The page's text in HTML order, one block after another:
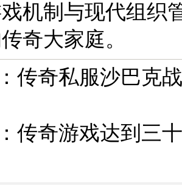
机制与现代组织
奇大家庭。
传奇私服沙巴克
传奇游戏达到三